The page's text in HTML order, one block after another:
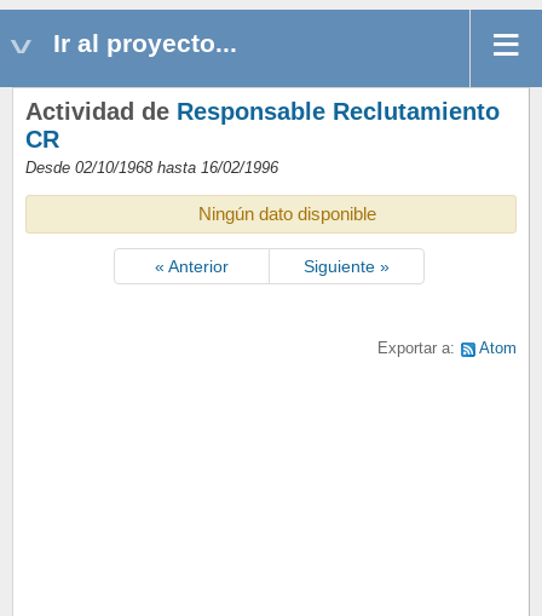
Ir al proyecto...
Actividad de Responsable Reclutamiento
CR
Desde 02/10/1968 hasta 16/02/1996
Ningún dato disponible
« Anterior Siguiente »
Exportar a: Atom